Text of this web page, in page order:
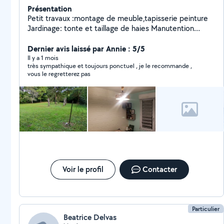
Présentation
Petit travaux :montage de meuble,tapisserie peinture
Jardinage: tonte et taillage de haies Manutention
Dernier avis laissé par Annie : 5/5
Il y a 1 mois
très sympathique et toujours ponctuel , je le recommande ,
vous le regretterez pas
Voir le profil Contacter
Particulier
Beatrice Delvas